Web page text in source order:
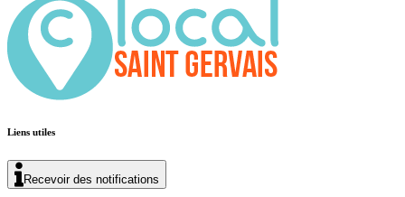
Liens utiles
Recevoir des notifications